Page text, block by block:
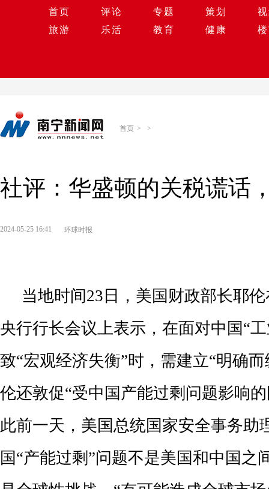
首页 评论 专题 策划
旅游
乐活 教育 健康
首页 > >
社评：华盛顿的关税谎话
2024-05-25 16:41 环球时报
当地时间23日，美国财政部长耶
央行行长会议上表示，在面对中国“
致“宏观经济失衡”时，需建立“明确
伦还敦促“受中国产能过剩问题影响
此前一天，美国总统国家安全事务助
国“产能过剩”问题不是美国和中国之